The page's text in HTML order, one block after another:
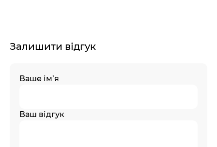
Залишити відгук
Ваше ім’я
Ваш відгук